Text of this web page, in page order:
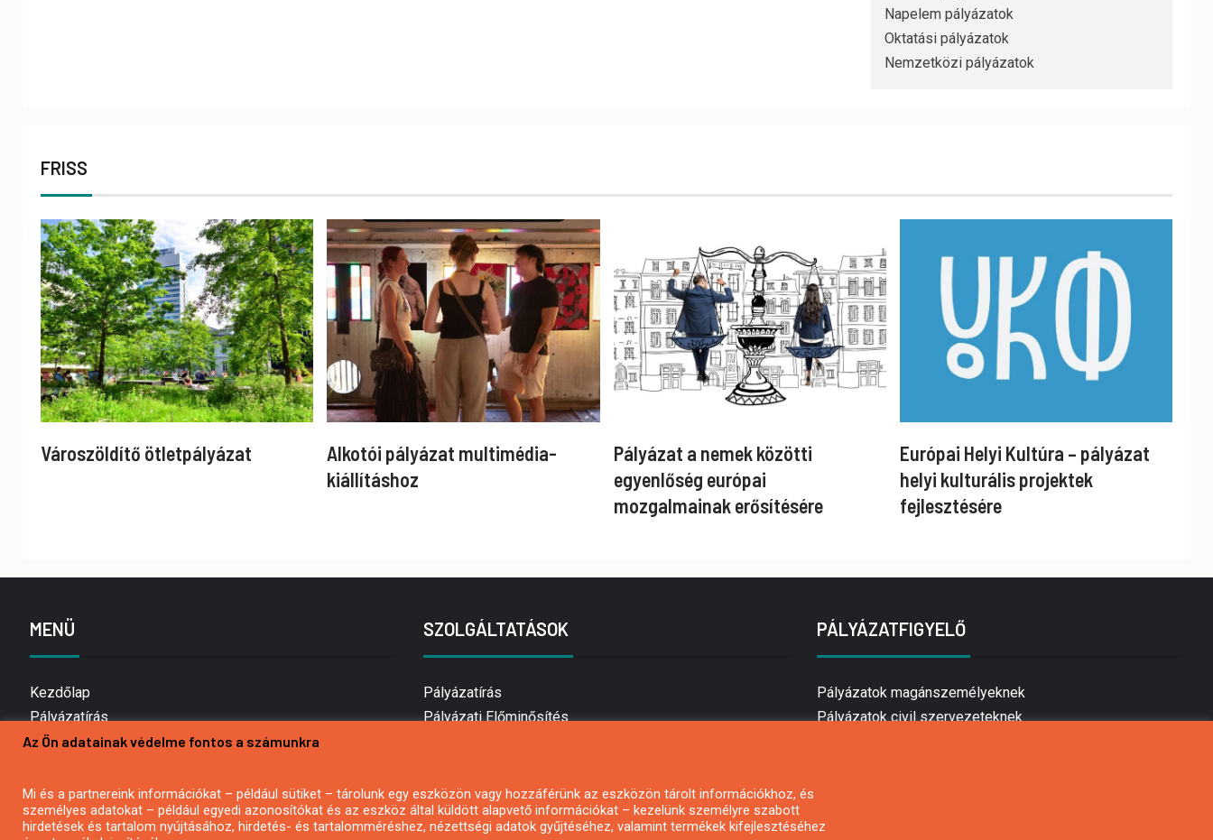
Napelem pályázatok
Oktatási pályázatok
Nemzetközi pályázatok
FRISS
Városzöldítő ötletpályázat
Alkotói pályázat multimédia-
kiállításhoz
Pályázat a nemek közötti
egyenlőség európai
mozgalmainak erősítésére
Európai Helyi Kultúra – pályázat
helyi kulturális projektek
fejlesztésére
MENÜ
Kezdőlap
Pályázatírás
Bemutatkozás
Hírlevél feliratkozás
Impresszum
SZOLGÁLTATÁSOK
Pályázatírás
Pályázati Előminősítés
Mezőgazdasági pályázatírás
Pályázatírás magánszemélyeknek
PÁLYÁZATFIGYELŐ
Pályázatok magánszemélyeknek
Pályázatok civil szervezeteknek
Az Ön adatainak védelme fontos a számunkra
Mi és a partnereink információkat – például sütiket – tárolunk egy eszközön vagy hozzáférünk az eszközön tárolt információkhoz, és
személyes adatokat – például egyedi azonosítókat és az eszköz által küldött alapvető információkat – kezelünk személyre szabott
hirdetések és tartalom nyújtásához, hirdetés- és tartalomméréshez, nézettségi adatok gyűjtéséhez, valamint termékek kifejlesztéséhez